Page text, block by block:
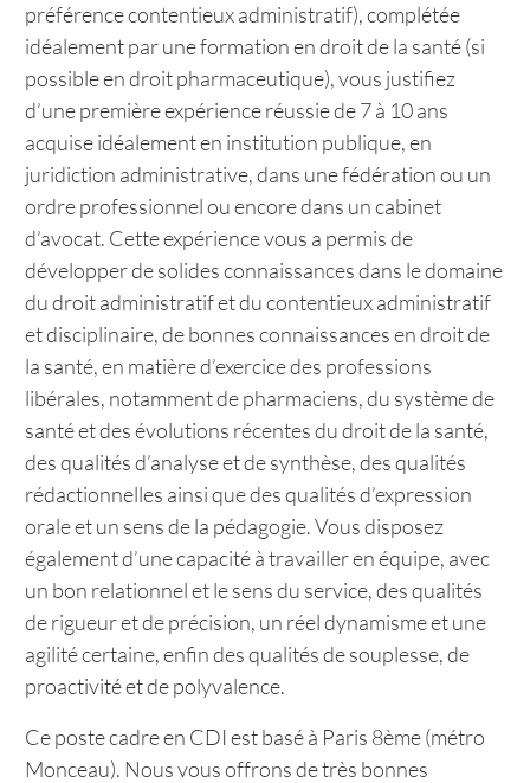
préférence contentieux administratif), complétée
idéalement par une formation en droit de la santé (si
possible en droit pharmaceutique), vous justifiez
d’une première expérience réussie de 7 à 10 ans
acquise idéalement en institution publique, en
juridiction administrative, dans une fédération ou un
ordre professionnel ou encore dans un cabinet
d’avocat. Cette expérience vous a permis de
développer de solides connaissances dans le domaine
du droit administratif et du contentieux administratif
et disciplinaire, de bonnes connaissances en droit de
la santé, en matière d’exercice des professions
libérales, notamment de pharmaciens, du système de
santé et des évolutions récentes du droit de la santé,
des qualités d’analyse et de synthèse, des qualités
rédactionnelles ainsi que des qualités d’expression
orale et un sens de la pédagogie. Vous disposez
également d’une capacité à travailler en équipe, avec
un bon relationnel et le sens du service, des qualités
de rigueur et de précision, un réel dynamisme et une
agilité certaine, enfin des qualités de souplesse, de
proactivité et de polyvalence.
Ce poste cadre en CDI est basé à Paris 8ème (métro
Monceau). Nous vous offrons de très bonnes